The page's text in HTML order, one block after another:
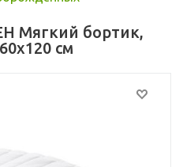
Мягкий бортик,
см